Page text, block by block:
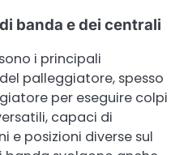
banda e dei centrali
i principali
palleggiatore, spesso
per eseguire colpi
capaci di
e posizioni diverse sul